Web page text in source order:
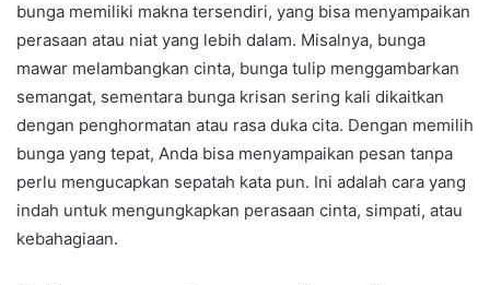
bunga memiliki makna tersendiri, yang bisa menyampaikan
perasaan atau niat yang lebih dalam. Misalnya, bunga
mawar melambangkan cinta, bunga tulip menggambarkan
semangat, sementara bunga krisan sering kali dikaitkan
dengan penghormatan atau rasa duka cita. Dengan memilih
bunga yang tepat, Anda bisa menyampaikan pesan tanpa
perlu mengucapkan sepatah kata pun. Ini adalah cara yang
indah untuk mengungkapkan perasaan cinta, simpati, atau
kebahagiaan.